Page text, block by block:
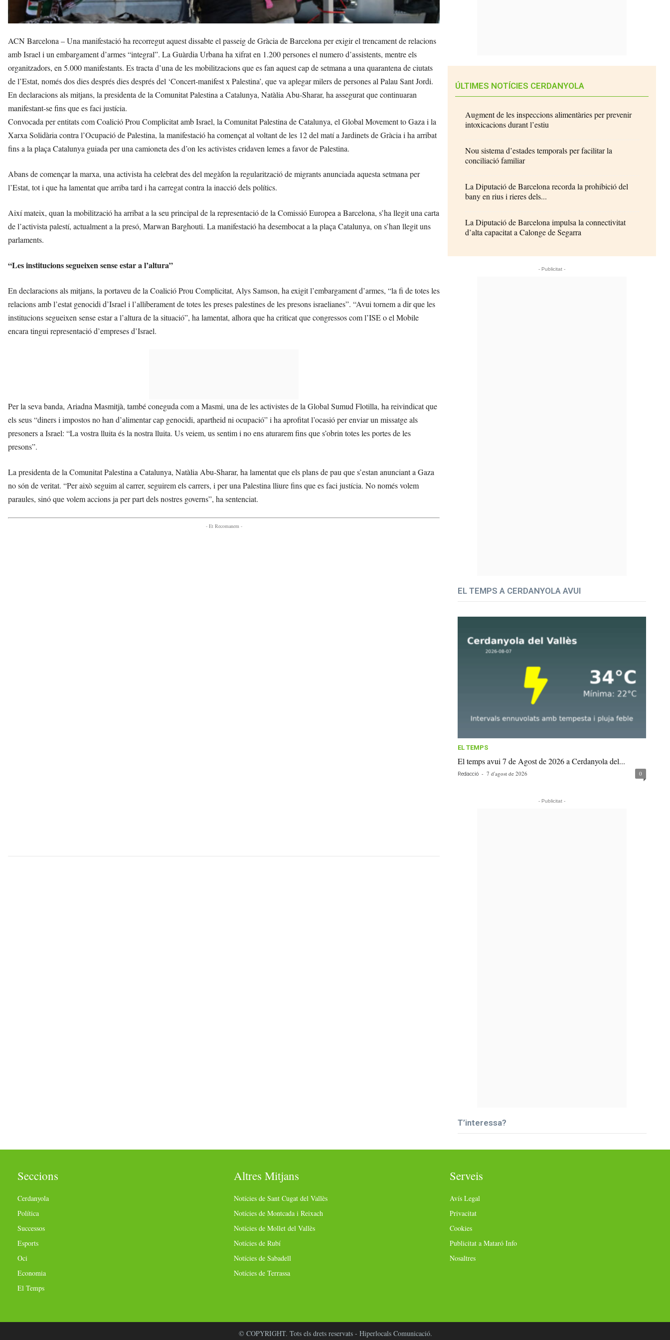
ACN Barcelona – Una manifestació ha recorregut aquest dissabte el passeig de Gràcia de Barcelona per exigir el trencament de relacions
amb Israel i un embargament d’armes “integral”. La Guàrdia Urbana ha xifrat en 1.200 persones el numero d’assistents, mentre els
organitzadors, en 5.000 manifestants. Es tracta d’una de les mobilitzacions que es fan aquest cap de setmana a una quarantena de ciutats
de l’Estat, només dos dies després dies després del ‘Concert-manifest x Palestina’, que va aplegar milers de persones al Palau Sant Jordi.
En declaracions als mitjans, la presidenta de la Comunitat Palestina a Catalunya, Natàlia Abu-Sharar, ha assegurat que continuaran
manifestant-se fins que es faci justícia.
Convocada per entitats com Coalició Prou Complicitat amb Israel, la Comunitat Palestina de Catalunya, el Global Movement to Gaza i la
Xarxa Solidària contra l’Ocupació de Palestina, la manifestació ha començat al voltant de les 12 del matí a Jardinets de Gràcia i ha arribat
fins a la plaça Catalunya guiada per una camioneta des d’on les activistes cridaven lemes a favor de Palestina.
Abans de començar la marxa, una activista ha celebrat des del megàfon la regularització de migrants anunciada aquesta setmana per
l’Estat, tot i que ha lamentat que arriba tard i ha carregat contra la inacció dels polítics.
Així mateix, quan la mobilització ha arribat a la seu principal de la representació de la Comissió Europea a Barcelona, s’ha llegit una carta
de l’activista palestí, actualment a la presó, Marwan Barghouti. La manifestació ha desembocat a la plaça Catalunya, on s’han llegit uns
parlaments.
“Les institucions segueixen sense estar a l’altura”
En declaracions als mitjans, la portaveu de la Coalició Prou Complicitat, Alys Samson, ha exigit l’embargament d’armes, “la fi de totes les
relacions amb l’estat genocidi d’Israel i l’alliberament de totes les preses palestines de les presons israelianes”. “Avui tornem a dir que les
institucions segueixen sense estar a l’altura de la situació”, ha lamentat, alhora que ha criticat que congressos com l’ISE o el Mobile
encara tingui representació d’empreses d’Israel.
Per la seva banda, Ariadna Masmitjà, també coneguda com a Masmi, una de les activistes de la Global Sumud Flotilla, ha reivindicat que
els seus “diners i impostos no han d’alimentar cap genocidi, apartheid ni ocupació” i ha aprofitat l’ocasió per enviar un missatge als
presoners a Israel: “La vostra lluita és la nostra lluita. Us veiem, us sentim i no ens aturarem fins que s’obrin totes les portes de les
presons”.
La presidenta de la Comunitat Palestina a Catalunya, Natàlia Abu-Sharar, ha lamentat que els plans de pau que s’estan anunciant a Gaza
no són de veritat. “Per això seguim al carrer, seguirem els carrers, i per una Palestina lliure fins que es faci justícia. No només volem
paraules, sinó que volem accions ja per part dels nostres governs”, ha sentenciat.
- Et Recomanem -
ÚLTIMES NOTÍCIES CERDANYOLA
Augment de les inspeccions alimentàries per prevenir
intoxicacions durant l’estiu
Nou sistema d’estades temporals per facilitar la
conciliació familiar
La Diputació de Barcelona recorda la prohibició del
bany en rius i rieres dels...
La Diputació de Barcelona impulsa la connectivitat
d’alta capacitat a Calonge de Segarra
- Publicitat -
EL TEMPS A CERDANYOLA AVUI
EL TEMPS
El temps avui 7 de Agost de 2026 a Cerdanyola del...
Redacció - 7 d'agost de 2026 0
- Publicitat -
T’interessa?
Seccions
Cerdanyola
Política
Successos
Esports
Oci
Economia
El Temps
Altres Mitjans
Notícies de Sant Cugat del Vallès
Notícies de Montcada i Reixach
Notícies de Mollet del Vallès
Notícies de Rubí
Notícies de Sabadell
Notícies de Terrassa
Serveis
Avís Legal
Privacitat
Cookies
Publicitat a Mataró Info
Nosaltres
© COPYRIGHT. Tots els drets reservats - Hiperlocals Comunicació.